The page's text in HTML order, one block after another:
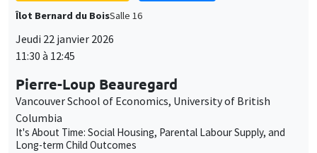
Îlot Bernard du BoisSalle 16
Jeudi 22 janvier 2026
11:30 à 12:45
Pierre-Loup Beauregard
Vancouver School of Economics, University of British
Columbia
It's About Time: Social Housing, Parental Labour Supply, and
Long-term Child Outcomes